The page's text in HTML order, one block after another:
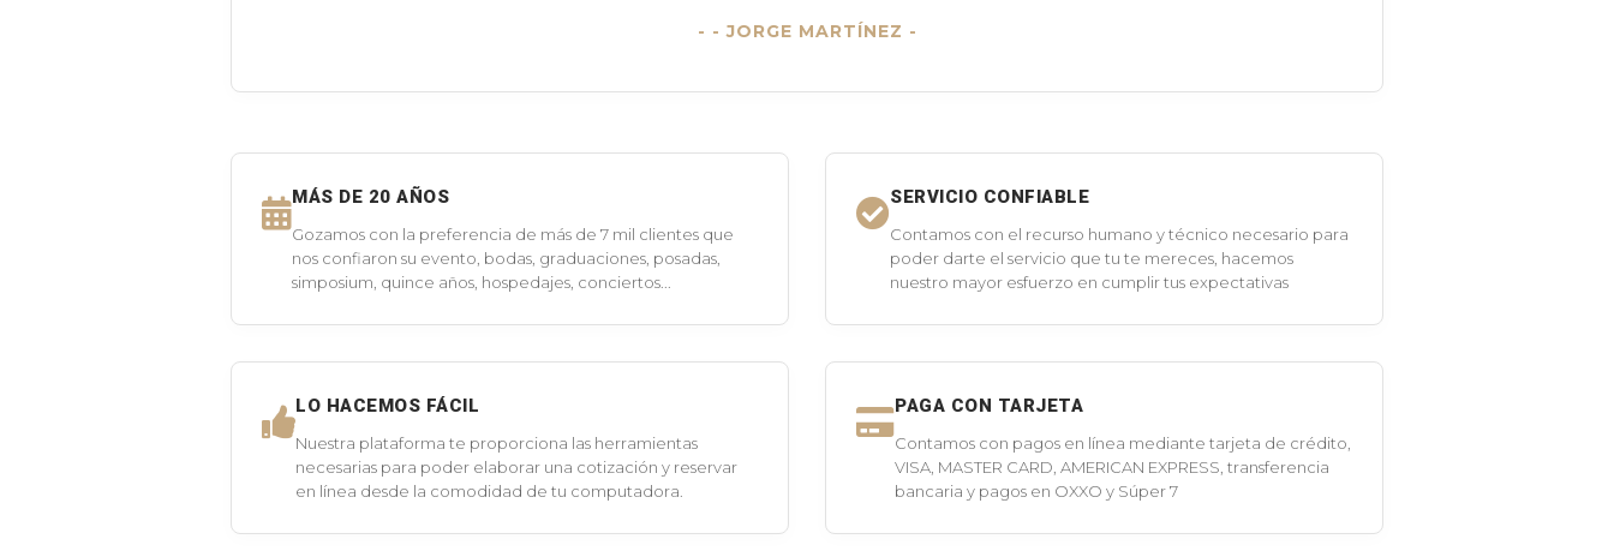
- JORGE MARTÍNEZ -
MÁS DE 20 AÑOS
Gozamos con la preferencia de más de 7 mil clientes que
nos confiaron su evento, bodas, graduaciones, posadas,
simposium, quince años, hospedajes, conciertos...
SERVICIO CONFIABLE
Contamos con el recurso humano y técnico necesario para
poder darte el servicio que tu te mereces, hacemos
nuestro mayor esfuerzo en cumplir tus expectativas
LO HACEMOS FÁCIL
Nuestra plataforma te proporciona las herramientas
necesarias para poder elaborar una cotización y reservar
en línea desde la comodidad de tu computadora.
PAGA CON TARJETA
Contamos con pagos en línea mediante tarjeta de crédito,
VISA, MASTER CARD, AMERICAN EXPRESS, transferencia
bancaria y pagos en OXXO y Súper 7